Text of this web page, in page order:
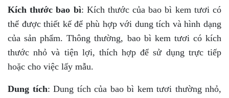
Kích thước bao bì: Kích thước của bao bì kem tươi có
thể được thiết kế để phù hợp với dung tích và hình dạng
của sản phẩm. Thông thường, bao bì kem tươi có kích
thước nhỏ và tiện lợi, thích hợp để sử dụng trực tiếp
hoặc cho việc lấy mẫu.
Dung tích: Dung tích của bao bì kem tươi thường nhỏ,